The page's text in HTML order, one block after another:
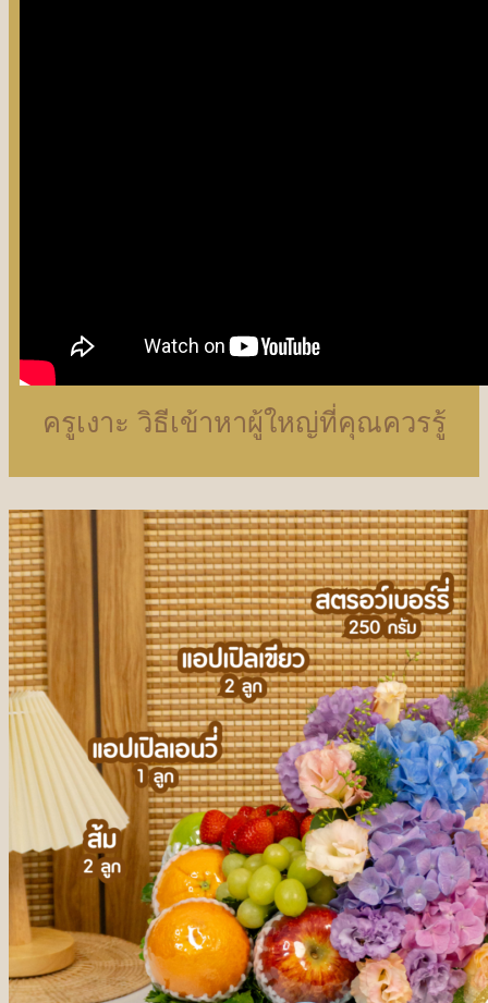
ครูเงาะ วิธีเข้าหาผู้ใหญ่ที่คุณควรรู้